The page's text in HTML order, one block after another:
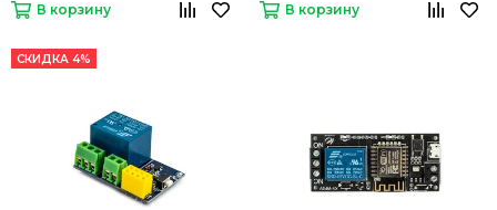
В корзину В корзину
СКИДКА 4%